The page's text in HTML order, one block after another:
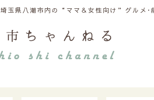
埼玉県八潮市内の“ママ＆女性向け”グルメ･